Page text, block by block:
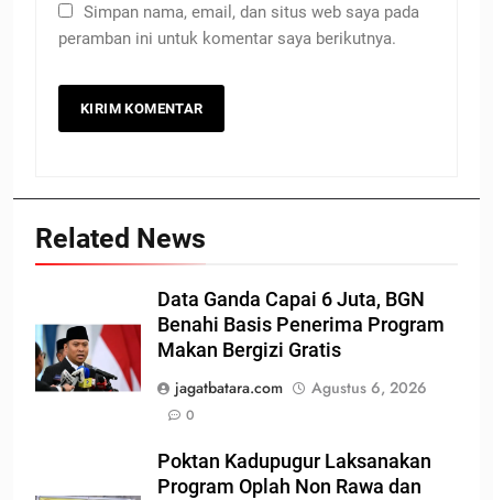
Simpan nama, email, dan situs web saya pada
peramban ini untuk komentar saya berikutnya.
Related News
Data Ganda Capai 6 Juta, BGN
Benahi Basis Penerima Program
Makan Bergizi Gratis
jagatbatara.com
Agustus 6, 2026
0
Poktan Kadupugur Laksanakan
Program Oplah Non Rawa dan